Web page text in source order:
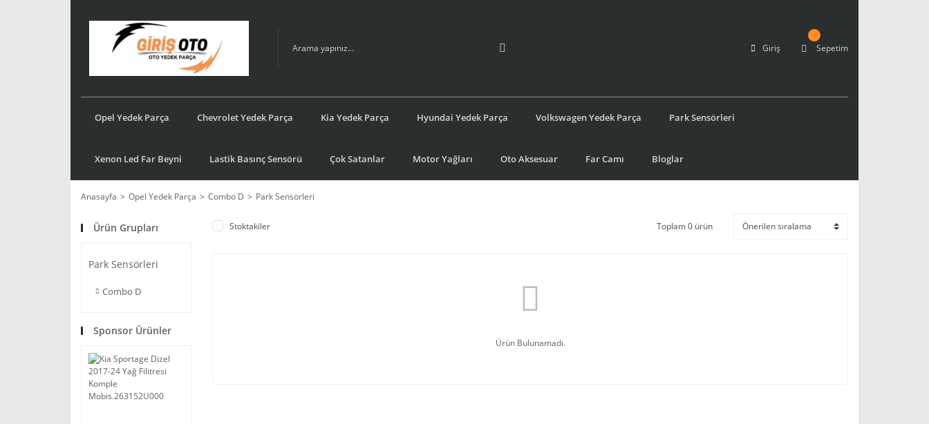
Giriş Sepetim
Opel Yedek Parça Chevrolet Yedek Parça Kia Yedek Parça Hyundai Yedek Parça Volkswagen Yedek Parça Park Sensörleri
Xenon Led Far Beyni Lastik Basınç Sensörü Çok Satanlar Motor Yağları Oto Aksesuar Far Camı Bloglar
Anasayfa Opel Yedek Parça Combo D Park Sensörleri
Ürün Grupları
Park Sensörleri
Combo D
Sponsor Ürünler
Stoktakiler Toplam 0 ürün
Ürün Bulunamadı.